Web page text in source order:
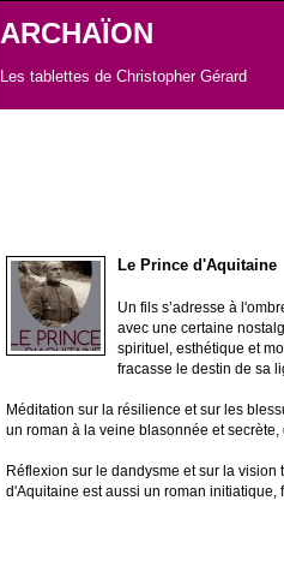
ARCHAÏON
Les tablettes de Christopher Gérard
Le Prince d'Aquitaine
Un fils s’adresse à
avec une certaine
spirituel, esthétique et
fracasse le destin de sa
Méditation sur la résilience et sur les
un roman à la veine blasonnée et
Réflexion sur le dandysme et sur la
d'Aquitaine est aussi un roman initiatique,